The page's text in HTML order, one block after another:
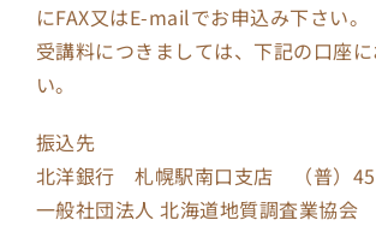
にFAX又はE-mailでお申込み下さい。
受講料につきましては、下記の口座
い。
振込先
北洋銀行 札幌駅南口支店 （普）
一般社団法人 北海道地質調査業協会